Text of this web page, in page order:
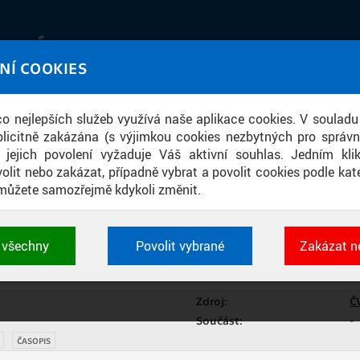
COOKIES
nejlepších služeb využívá naše aplikace cookies. V
zakázána (s výjimkou cookies nezbytných pro
povolení vyžaduje Váš aktivní souhlas. Jedním
nebo zakázat, případně vybrat a povolit cookies podle
samozřejmě kdykoli změnit.
a identifikátorů relace. Jsou nezbytné pro
vždy aktivní.
Povolit vybrané Zakázat
obrazem a zvukem
PRAŽSKÁ TECHNIKA 4/2018
Zdroj:
Součást:
-
ČASOPIS